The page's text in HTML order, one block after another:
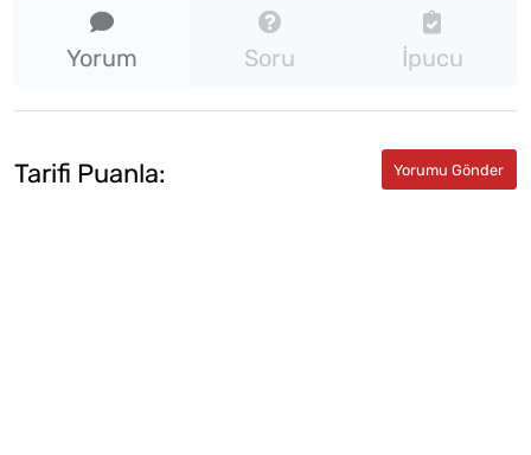
Yorum Soru İpucu
Tarifi Puanla: